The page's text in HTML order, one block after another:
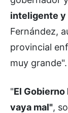
inteligente y
Fernández,
provincial
muy grande".
"El
vaya mal",